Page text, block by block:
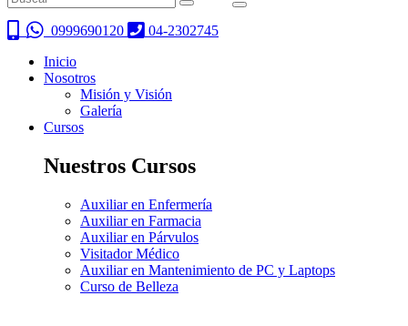
0999690120
04-2302745
Inicio
Nosotros
Misión y Visión
Galería
Cursos
Nuestros Cursos
Auxiliar en Enfermería
Auxiliar en Farmacia
Auxiliar en Párvulos
Visitador Médico
Auxiliar en Mantenimiento de PC y Laptops
Curso de Belleza